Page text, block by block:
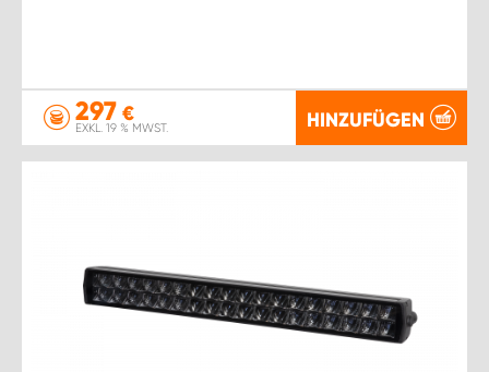
297 €
EXKL. 19 % MWST. HINZUFÜGEN